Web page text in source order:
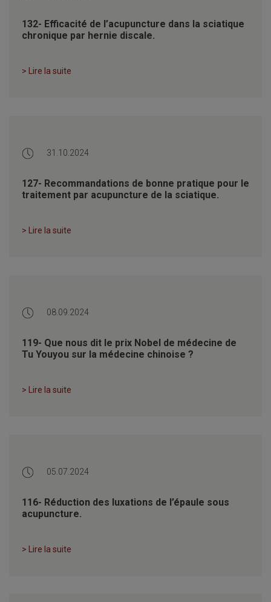
132- Efficacité de l’acupuncture dans la sciatique
chronique par hernie discale.
> Lire la suite
31.10.2024
127- Recommandations de bonne pratique pour le
traitement par acupuncture de la sciatique.
> Lire la suite
08.09.2024
119- Que nous dit le prix Nobel de médecine de
Tu Youyou sur la médecine chinoise ?
> Lire la suite
05.07.2024
116- Réduction des luxations de l’épaule sous
acupuncture.
> Lire la suite